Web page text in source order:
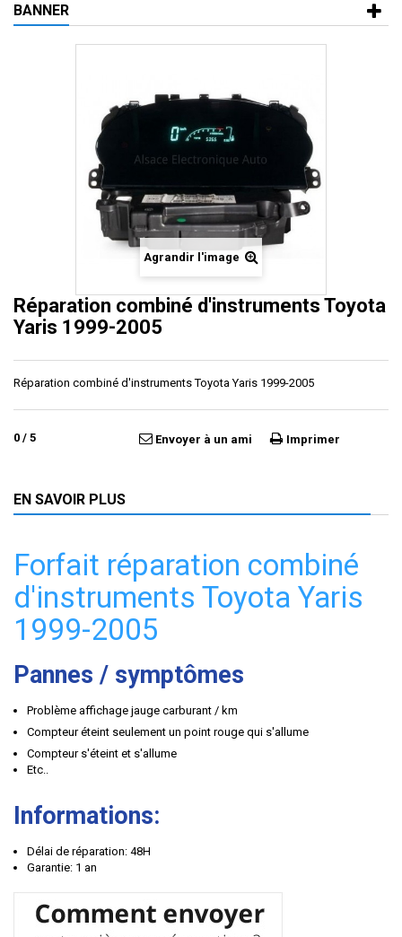
BANNER
Agrandir l'image
Réparation combiné d'instruments Toyota
Yaris 1999-2005
Réparation combiné d'instruments Toyota Yaris 1999-2005
0 / 5 Envoyer à un ami Imprimer
EN SAVOIR PLUS
Forfait réparation combiné
d'instruments Toyota Yaris
1999-2005
Pannes / symptômes
Problème affichage jauge carburant / km
Compteur éteint seulement un point rouge qui s'allume
Compteur s'éteint et s'allume
Etc..
Informations:
Délai de réparation: 48H
Garantie: 1 an